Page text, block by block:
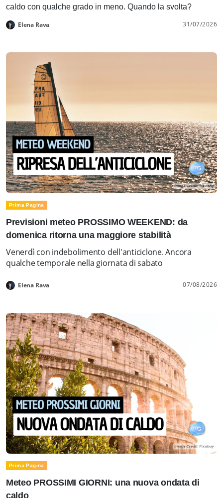
caldo con qualche grado in meno. Quando la svolta?
Elena Rava 31/07/2026
Prima Pagina
Previsioni meteo PROSSIMO WEEKEND: da
domenica ritorna una maggiore stabilità
Venerdì con indebolimento dell'anticiclone. Ancora
qualche temporale nella giornata di sabato
Elena Rava 07/08/2026
Prima Pagina
Meteo PROSSIMI GIORNI: una nuova ondata di
caldo